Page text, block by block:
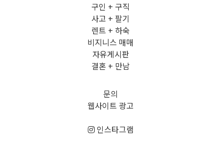
구인 + 구직
사고 + 팔기
렌트 + 하숙
비지니스 매매
자유게시판
결혼 + 만남
문의
웹사이트 광고
인스타그램